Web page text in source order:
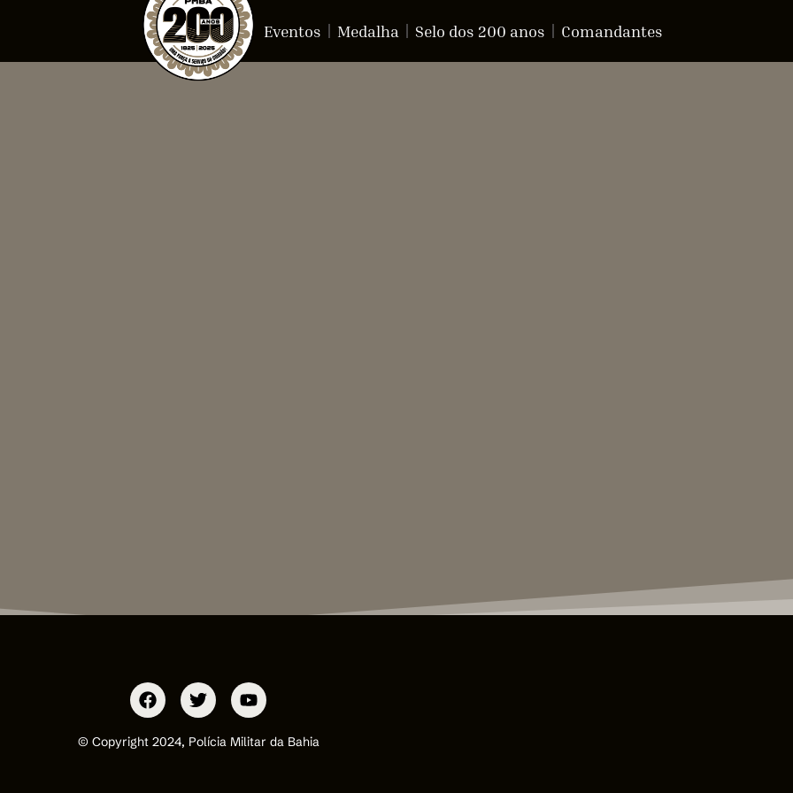
Eventos Medalha Selo dos 200 anos Comandantes
© Copyright 2024, Polícia Militar da Bahia